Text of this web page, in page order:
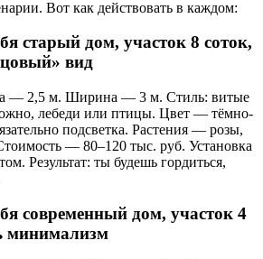
Вот как действовать в каждом:
старый дом, участок 8 соток,
вид
— 2,5 м. Ширина — 3 м. Стиль: витые
лебеди или птицы. Цвет — тёмно-
подсветка. Растения — розы,
— 80–120 тыс. руб. Установка
Результат: ты будешь гордиться,
современный дом, участок 4
минимализм